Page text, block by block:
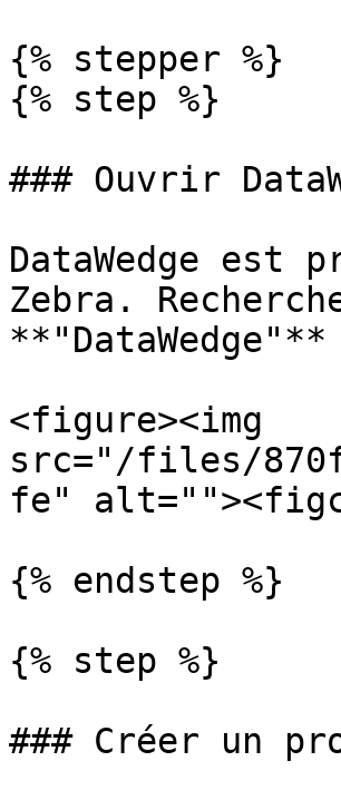
{% stepper %}
{% step %}
### Ouvrir
DataWedge
Zebra.
<figure><img
src="/files/
fe"
{% endstep %}
{% step %}
### Créer un